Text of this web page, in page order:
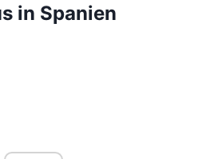
in Spanien